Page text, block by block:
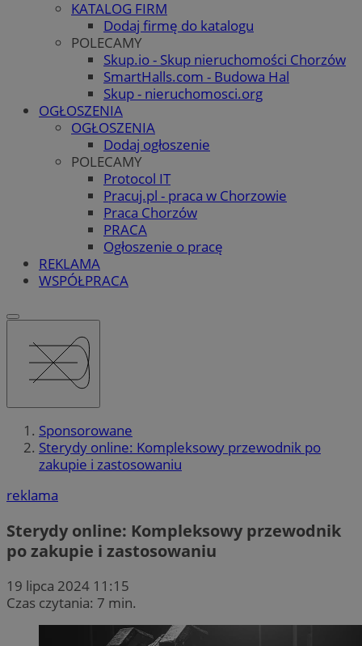
KATALOG FIRM
Dodaj firmę do katalogu
POLECAMY
Skup.io - Skup nieruchomości Chorzów
SmartHalls.com - Budowa Hal
Skup - nieruchomosci.org
OGŁOSZENIA
OGŁOSZENIA
Dodaj ogłoszenie
POLECAMY
Protocol IT
Pracuj.pl - praca w Chorzowie
Praca Chorzów
PRACA
Ogłoszenie o pracę
REKLAMA
WSPÓŁPRACA
Sponsorowane
Sterydy online: Kompleksowy przewodnik po
zakupie i zastosowaniu
reklama
Sterydy online: Kompleksowy przewodnik
po zakupie i zastosowaniu
19 lipca 2024 11:15
Czas czytania: 7 min.